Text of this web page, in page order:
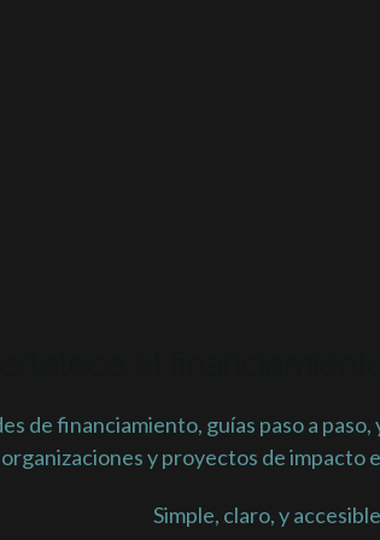
de financiamiento, guías paso a
organizaciones y proyectos de impacto
Simple, claro, y